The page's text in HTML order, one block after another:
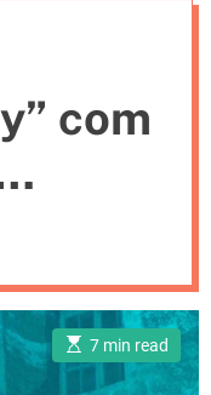
com
E
s
7 min read